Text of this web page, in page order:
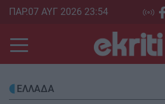
Skip
main
content
ΠΑΡ.07 ΑΥΓ 2026 23:54
ΕΛΛΑΔΑ